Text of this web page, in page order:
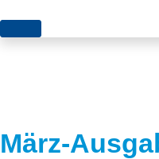
Themen
Flächen
News
März-